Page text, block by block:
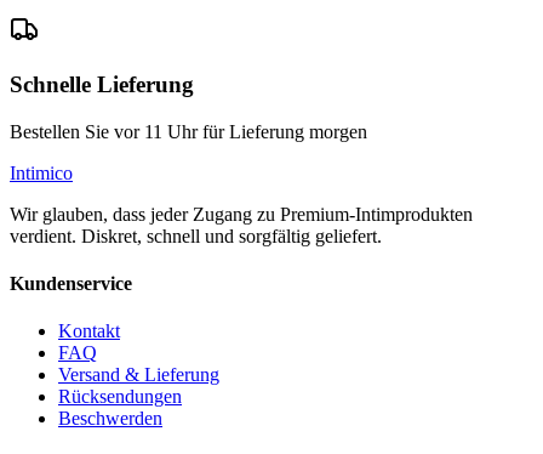
Schnelle Lieferung
Bestellen Sie vor 11 Uhr für Lieferung morgen
Intimico
Wir glauben, dass jeder Zugang zu Premium-Intimprodukten
verdient. Diskret, schnell und sorgfältig geliefert.
Kundenservice
Kontakt
FAQ
Versand & Lieferung
Rücksendungen
Beschwerden